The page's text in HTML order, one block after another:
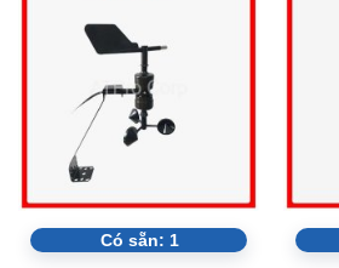
Có sẵn: 1